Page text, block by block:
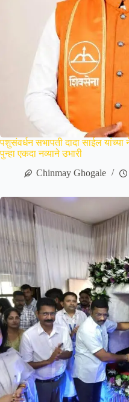
पशुसंवर्धन सभापती दादा साईल यांच्या
पुन्हा एकदा नव्याने उभारी
Chinmay Ghogale